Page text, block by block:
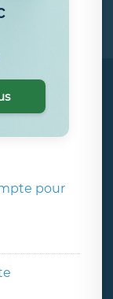
pour